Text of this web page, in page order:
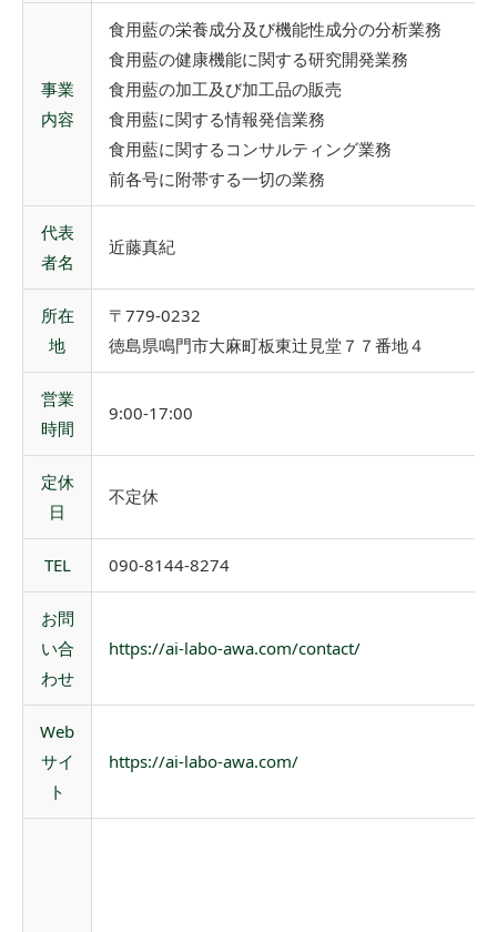
事業
内容
食用藍の栄養成分及び機能性成分の分析業務
食用藍の健康機能に関する研究開発業務
食用藍の加工及び加工品の販売
食用藍に関する情報発信業務
食用藍に関するコンサルティング業務
前各号に附帯する一切の業務
代表
者名
近藤真紀
所在
地
〒779-0232
徳島県鳴門市大麻町板東辻見堂７７番地４
営業
時間
9:00-17:00
定休
日
不定休
TEL 090-8144-8274
お問
い合
わせ
https://ai-labo-awa.com/contact/
Web
サイ
ト
https://ai-labo-awa.com/